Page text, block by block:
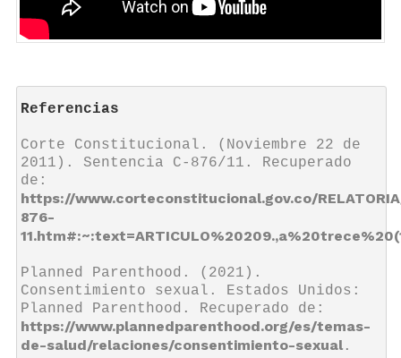
Referencias
Corte Constitucional. (Noviembre 22 de
2011). Sentencia C-876/11. Recuperado
https://www.corteconstitucional.gov.co/
876-
Planned Parenthood. (2021).
Consentimiento sexual. Estados Unidos:
https://www.plannedparenthood.org/es/temas-
de-salud/relaciones/consentimiento-sexual.